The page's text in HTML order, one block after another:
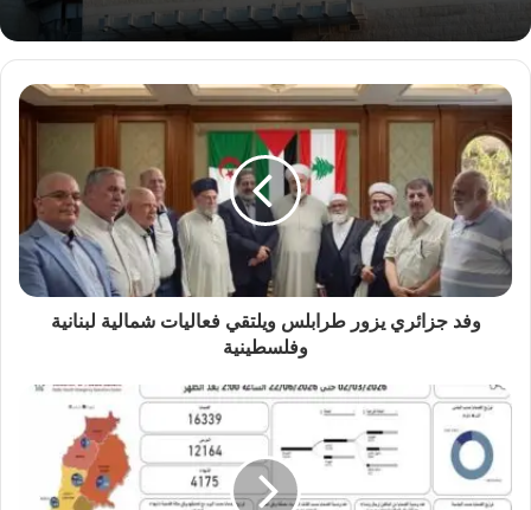
وفد جزائري يزور طرابلس ويلتقي فعاليات شمالية لبنانية
وفلسطينية